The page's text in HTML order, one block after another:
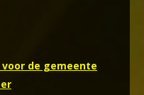
de gemeente